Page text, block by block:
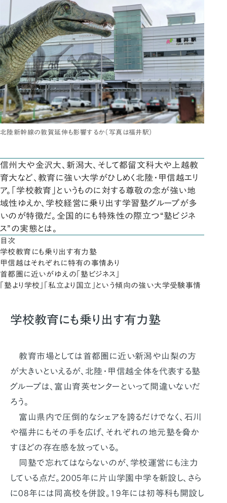
北陸新幹線の敦賀延伸も影響するか（写真は福井駅）
信州大や金沢大、新潟大、そして都留文科大や上越教
育大など、教育に強い大学がひしめく北陸・甲信越エリ
ア。「学校教育」というものに対する尊敬の念が強い地
域性ゆえか、学校経営に乗り出す学習塾グループが多
いのが特徴だ。全国的にも特殊性の際立つ“塾ビジネ
ス”の実態とは。
目次
学校教育にも乗り出す有力塾
甲信越はそれぞれに特有の事情あり
首都圏に近いがゆえの「塾ビジネス」
「塾より学校」「私立より国立」という傾向の強い大学受験事情
学校教育にも乗り出す有力塾
教育市場としては首都圏に近い新潟や山梨の方
が大きいといえるが、北陸・甲信越全体を代表する塾
グループは、富山育英センターといって間違いないだ
ろう。
富山県内で圧倒的なシェアを誇るだけでなく、石川
や福井にもその手を広げ、それぞれの地元塾を脅か
すほどの存在感を放っている。
同塾で忘れてはならないのが、学校運営にも注力
している点だ。2005年に片山学園中学を新設し、さら
に08年には同高校を併設。19年には初等科も開設し